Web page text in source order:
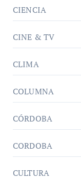
CIENCIA
CINE & TV
CLIMA
COLUMNA
CÓRDOBA
CORDOBA
CULTURA